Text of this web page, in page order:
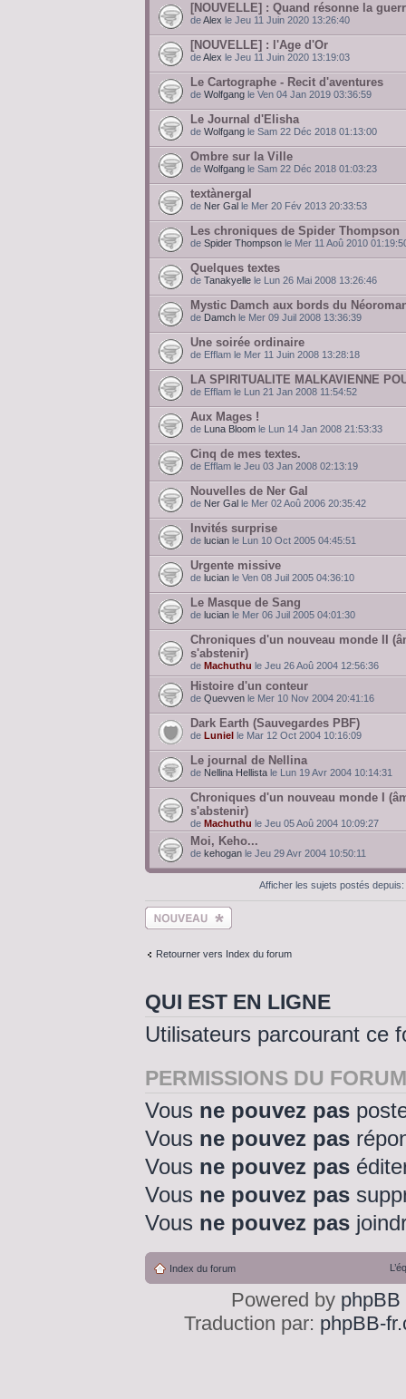
[NOUVELLE] : Quand résonne la
deAlex le Jeu 11 Juin 2020 13:26:40
[NOUVELLE] : l'Age d'Or
deAlex le Jeu 11 Juin 2020 13:19:03
Le Cartographe - Recit d'aventures
de Wolfgang le Ven 04 Jan 2019 03:36:59
Le Journal d'Elisha
de Wolfgang le Sam 22 Déc 2018 01:13:00
Ombre sur la Ville
de Wolfgang le Sam 22 Déc 2018 01:03:23
textànergal
de Ner Gal le Mer 20 Fév 2013 20:33:53
Les chroniques de Spider Thompson
de Spider Thompson le Mer 11 Aoû 2010
Quelques textes
de Tanakyelle le Lun 26 Mai 2008 13:26:46
Mystic Damch aux bords du
de Damch le Mer 09 Juil 2008 13:36:39
Une soirée ordinaire
de Efflam le Mer 11 Juin 2008 13:28:18
LA SPIRITUALITE MALKAVIENNE
de Efflam le Lun 21 Jan 2008 11:54:52
Aux Mages !
de Luna Bloom le Lun 14 Jan 2008 21:53:33
Cinq de mes textes.
de Efflam le Jeu 03 Jan 2008 02:13:19
Nouvelles de Ner Gal
de Ner Gal le Mer 02 Aoû 2006 20:35:42
Invités surprise
de lucian le Lun 10 Oct 2005 04:45:51
Urgente missive
de lucian le Ven 08 Juil 2005 04:36:10
Le Masque de Sang
de lucian le Mer 06 Juil 2005 04:01:30
Chroniques d'un nouveau monde II
s'abstenir)
de Machuthu le Jeu 26 Aoû 2004 12:56:36
Histoire d'un conteur
de Quevven le Mer 10 Nov 2004 20:41:16
Dark Earth (Sauvegardes PBF)
de Luniel le Mar 12 Oct 2004 10:16:09
Le journal de Nellina
de Nellina Hellista le Lun 19 Avr 2004 10:14:31
Chroniques d'un nouveau monde I
s'abstenir)
de Machuthu le Jeu 05 Aoû 2004 10:09:27
Moi, Keho...
de kehogan le Jeu 29 Avr 2004 10:50:11
Afficher les sujets postés depuis:
Ecrire un nouveau
sujet
Retourner vers Index du forum
QUI EST EN LIGNE
Utilisateurs parcourant ce
PERMISSIONS DU FORUM
Vous ne pouvez pas
Vous ne pouvez pas
Vous ne pouvez pas
Vous ne pouvez pas
Vous ne pouvez pas
Index du forum
Powered by phpBB
Traduction par: phpBB-